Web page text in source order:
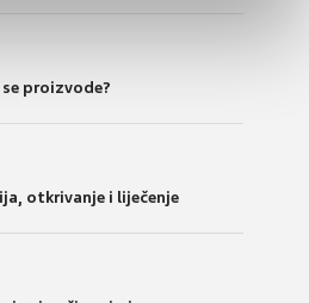
proizvode?
otkrivanje i liječenje